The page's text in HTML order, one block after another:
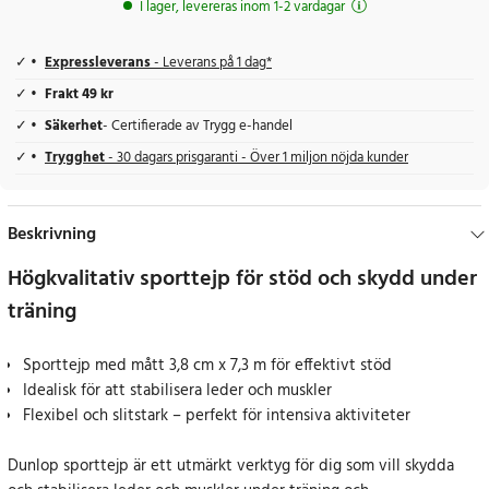
I lager, levereras inom 1-2 vardagar
Expressleverans- Leverans på 1 dag*
Frakt 49 kr
Säkerhet- Certifierade av Trygg e-handel
Trygghet- 30 dagars prisgaranti - Över 1 miljon nöjda kunder
Beskrivning
Högkvalitativ sporttejp för stöd och skydd under
träning
Sporttejp med mått 3,8 cm x 7,3 m för effektivt stöd
Idealisk för att stabilisera leder och muskler
Flexibel och slitstark – perfekt för intensiva aktiviteter
Dunlop sporttejp är ett utmärkt verktyg för dig som vill skydda